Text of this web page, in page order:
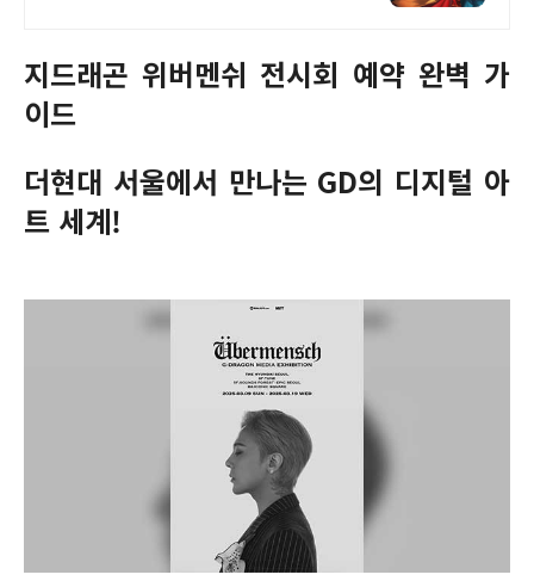
지드래곤 위버멘쉬 전시회 예약 완벽 가
이드
더현대 서울에서 만나는 GD의 디지털 아
트 세계!